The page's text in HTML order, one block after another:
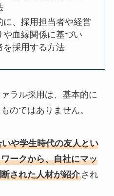
に、採用担当者や経営
や血縁関係に基づい
を採用する方法
ラル採用は、基本的に
のではありません。
や学生時代の友人とい
ークから、自社にマッ
された人材が紹介され